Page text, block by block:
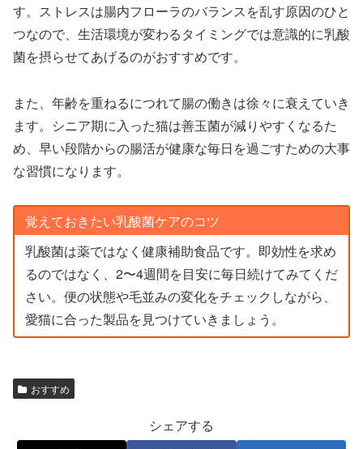
す。ストレスは腸内フローラのバランスを乱す原因のひと
つなので、生活環境が変わるタイミングでは意識的に乳酸
菌を摂らせてあげるのがおすすめです。
また、年齢を重ねるにつれて腸の働きは徐々に衰えていき
ます。シニア期に入った猫は善玉菌が減りやすくなるた
め、早い段階からの腸活が健康な毎日を過ごすための大事
な習慣になります。
覚えておきたい乳酸菌ケアのコツ
乳酸菌は薬ではなく健康補助食品です。即効性を求め
るのではなく、2〜4週間を目安に毎日続けてみてくだ
さい。便の状態や毛並みの変化をチェックしながら、
愛猫に合った製品を見つけていきましょう。
おすすめ
シェアする